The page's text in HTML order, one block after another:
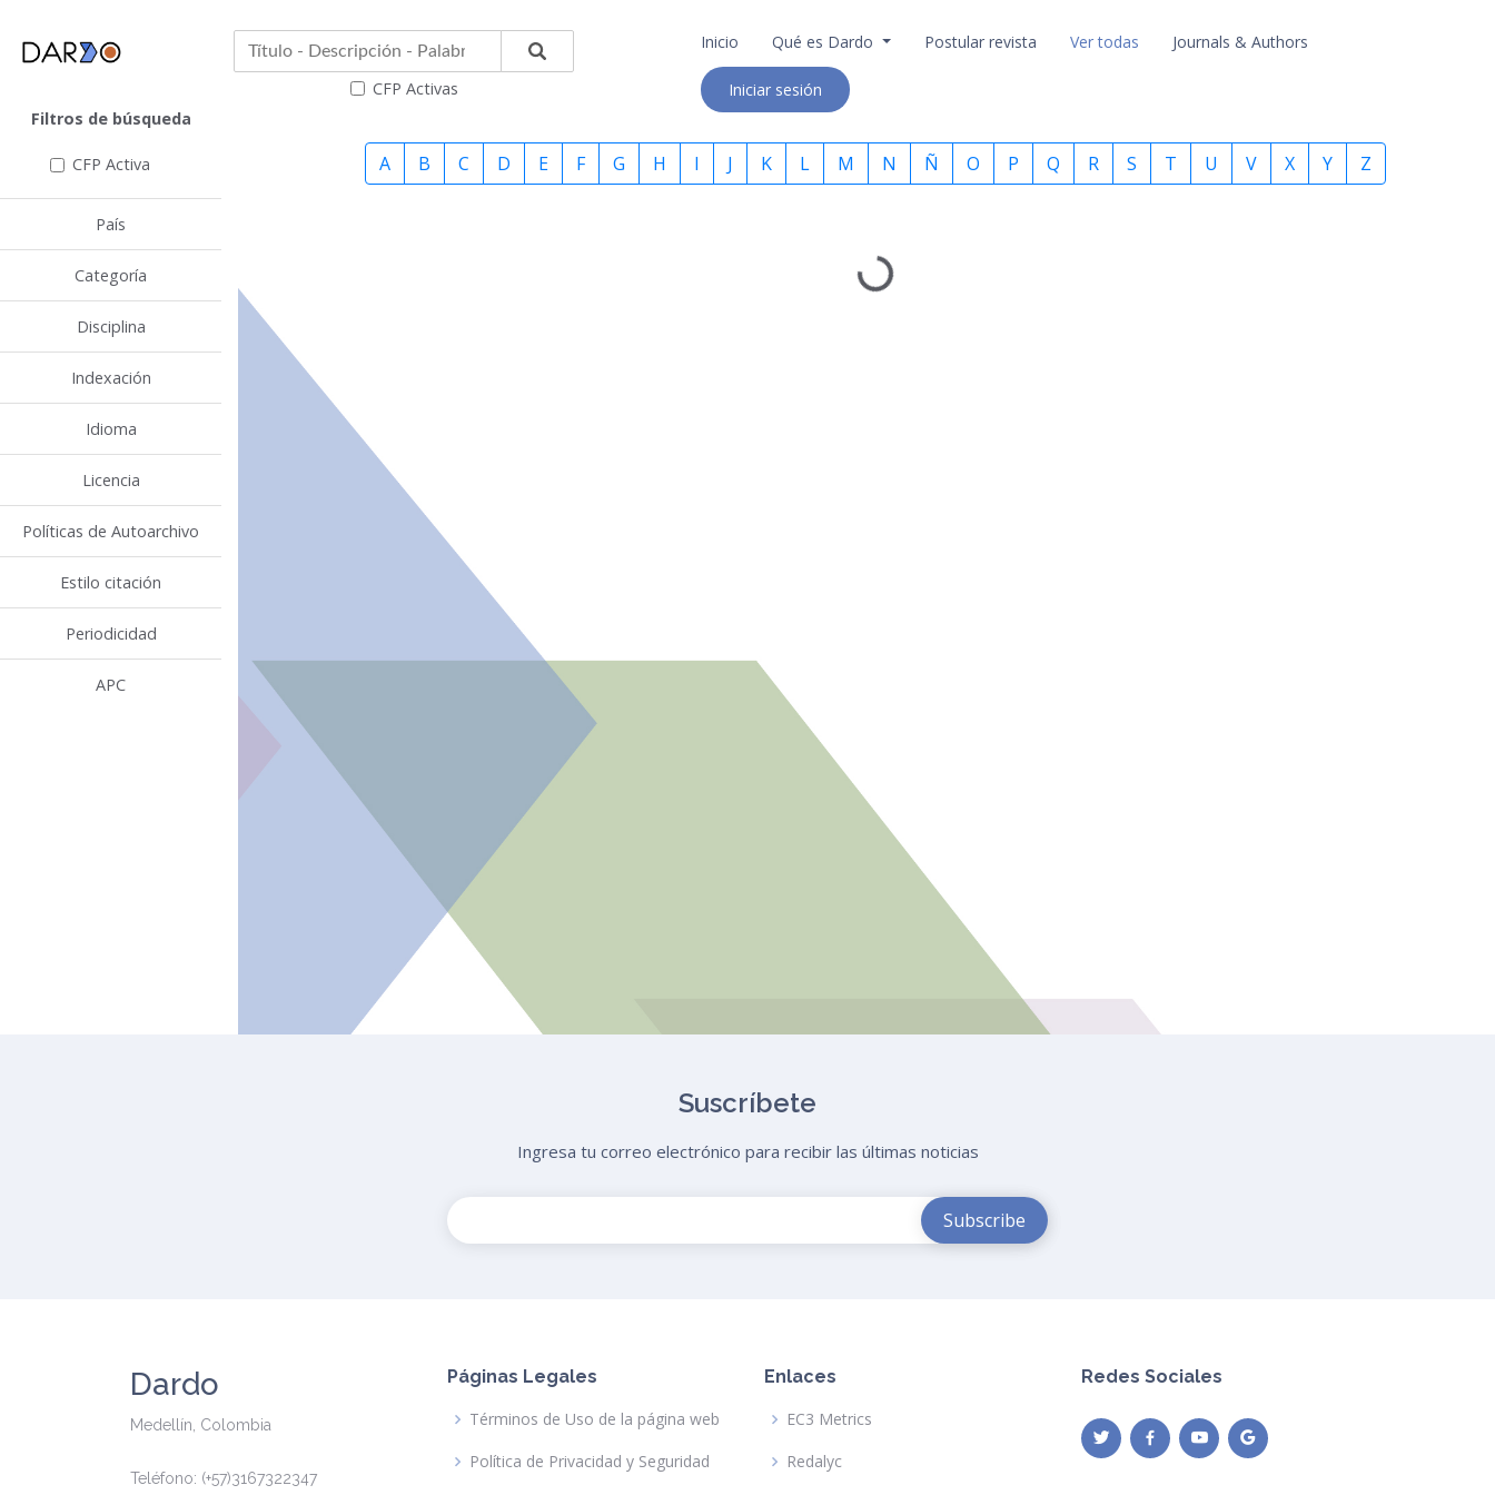
CFP Activas
Inicio Qué es Dardo Postular revista Ver todas Journals & Authors
Iniciar sesión
Filtros de búsqueda
CFP Activa
País
Categoría
Disciplina
Indexación
Idioma
Licencia
Políticas de Autoarchivo
Estilo citación
Periodicidad
APC
A B C D E F G H I J K L M N Ñ O P Q R S T U V X Y Z
Loading...
Suscríbete
Ingresa tu correo electrónico para recibir las últimas noticias
Dardo
Medellín, Colombia
Teléfono: (+57)3167322347
Páginas Legales
Términos de Uso de la página web
Política de Privacidad y Seguridad
Enlaces
EC3 Metrics
Redalyc
Redes Sociales